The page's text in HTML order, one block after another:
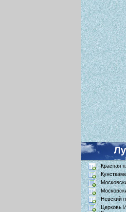
Красная
Невский
Церковь